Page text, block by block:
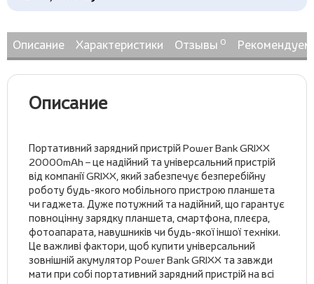
Описание Характеристики Отзывы 0
Описание
Портативний зарядний пристрій Power Bank GRIXX
20000mAh – це надійний та універсальний пристрій
від компанії GRIXX, який забезпечує безперебійну
роботу будь-якого мобільного пристрою планшета
чи гаджета. Дуже потужний та надійний, що гарантує
повноцінну зарядку планшета, смартфона, плеєра,
фотоапарата, навушників чи будь-якої іншої техніки.
Це важливі фактори, щоб купити універсальний
зовнішній акумулятор Power Bank GRIXX та завжди
мати при собі портативний зарядний пристрій на всі